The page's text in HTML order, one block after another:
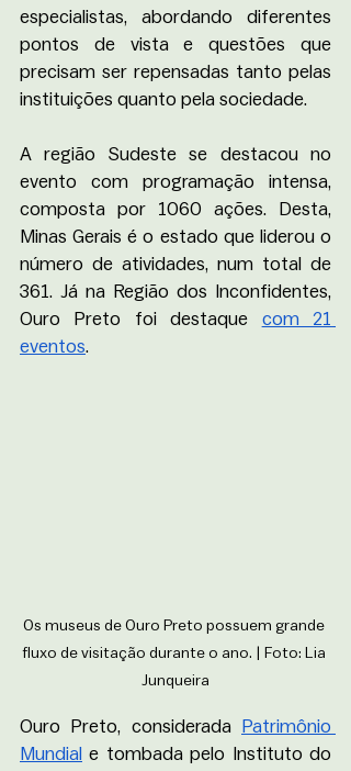
especialistas, abordando diferentes
pontos de vista e questões que
precisam ser repensadas tanto pelas
instituições quanto pela sociedade.
A região Sudeste se destacou no
evento com programação intensa,
composta por 1060 ações. Desta,
Minas Gerais é o estado que liderou o
número de atividades, num total de
361. Já na Região dos Inconfidentes,
Ouro Preto foi destaque com 21
eventos.
Os museus de Ouro Preto possuem grande
fluxo de visitação durante o ano. | Foto: Lia
Junqueira
Ouro Preto, considerada
Patrimônio
Mundial e tombada pelo Instituto do